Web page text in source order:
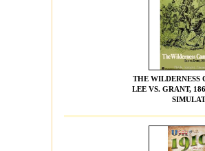
THE WILDERNESS
LEE VS. GRANT,